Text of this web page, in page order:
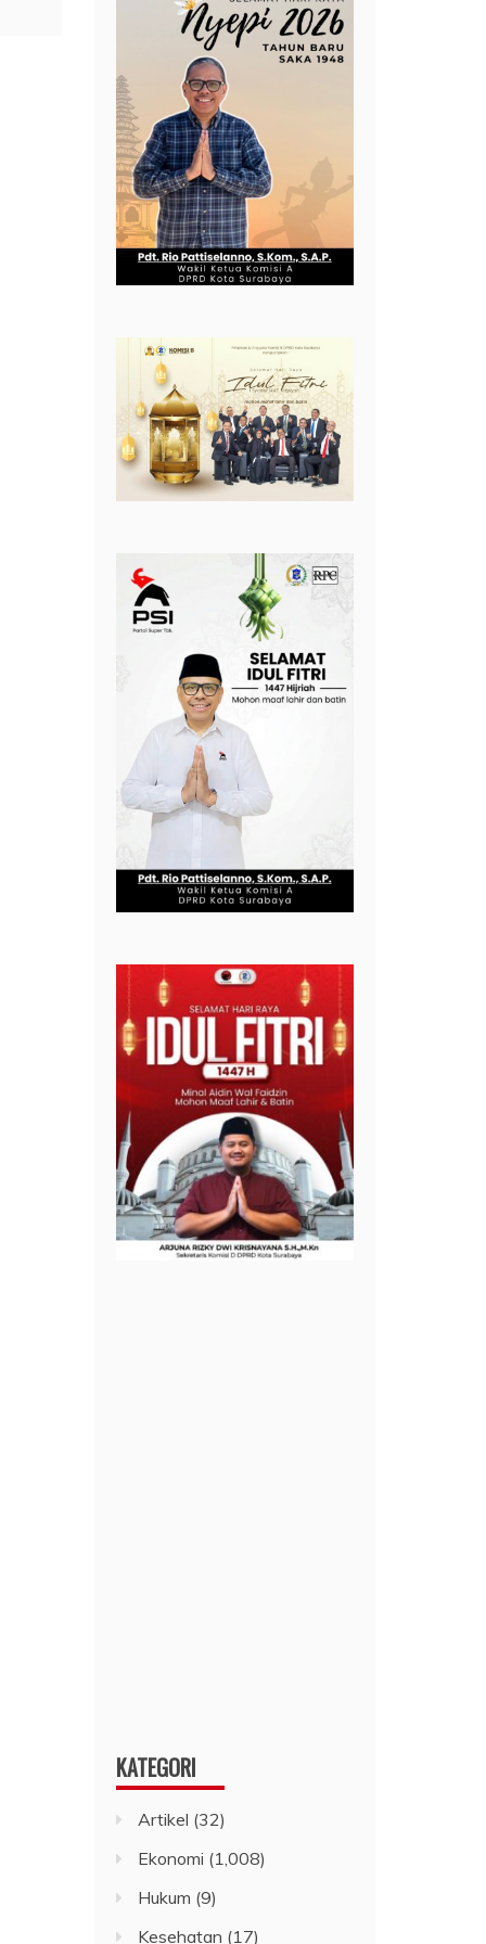
KATEGORI
Artikel (32)
Ekonomi (1,008)
Hukum (9)
Kesehatan (17)